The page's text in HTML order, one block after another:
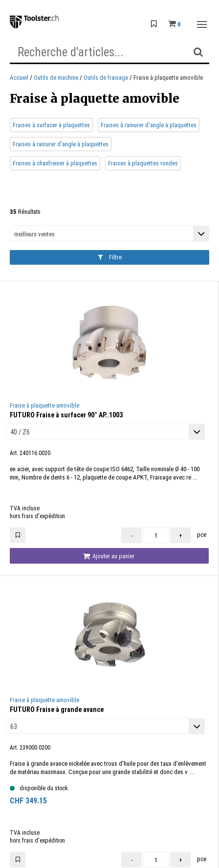
0
Accueil Outils de machine Outils de fraisage Fraise à plaquette amovible
Fraise à plaquette amovible
Fraises à surfacer à plaquettes Fraises à rainurer d'angle à plaquettes
Fraises à rainurer d'angle à plaquettes
Fraises à chanfreiner à plaquettes Fraises à plaquettes rondes
35 Résultats
Filtre
Fraise à plaquette amovible
FUTURO Fraise à surfacer 90° AP..1003
Art. 240116.0020
en acier, avec support de tête de coupe ISO 6462, Taille nominale Ø 40 - 100
mm, Nombre de dents 6 - 12, plaquette de coupe APKT, Fraisage avec re ...
TVA incluse
hors frais d'expédition
- + pce
Ajouter au panier
Fraise à plaquette amovible
FUTURO Fraise à grande avance
Art. 239000.0200
Fraise à grande avance nickelée avec trous d'huile pour des taux d'enlèvement
de matériau maximaux. Conçue pour une grande stabilité et donc des v ...
disponible du stock
CHF 349.15
TVA incluse
hors frais d'expédition
- + pce